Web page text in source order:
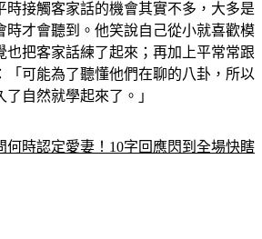
時接觸客家話的機會其實不多，大多是
時才會聽到。他笑說自己從小就喜歡模
也把客家話練了起來；再加上平常常跟
「可能為了聽懂他們在聊的八卦，所以
自然就學起來了。」
何時認定愛妻！10字回應閃到全場快瞎